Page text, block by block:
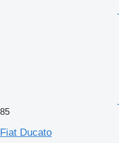
85
Fiat Ducato